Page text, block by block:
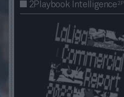
2Playbook Intelligence2P